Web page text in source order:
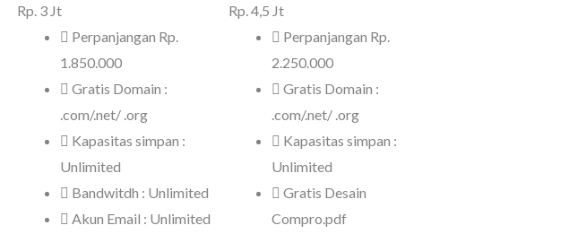
Rp. 3 Jt
Perpanjangan Rp.
1.850.000
Gratis Domain :
.com/.net/ .org
Kapasitas simpan :
Unlimited
Bandwitdh : Unlimited
Akun Email : Unlimited
Rp.4,5 Jt
Perpanjangan Rp.
2.250.000
Gratis Domain :
.com/.net/ .org
Kapasitas simpan :
Unlimited
Gratis Desain
Compro.pdf